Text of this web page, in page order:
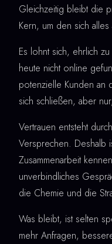
Gleichzeitig bleibt die
Kern, um den sich
Es lohnt sich, ehrlich
heute nicht online
potenzielle Kunden an
sich schließen, aber
Vertrauen entsteht
Versprechen.
Zusammenarbeit
unverbindliches
die Chemie und die
Was bleibt, ist selten
mehr Anfragen,